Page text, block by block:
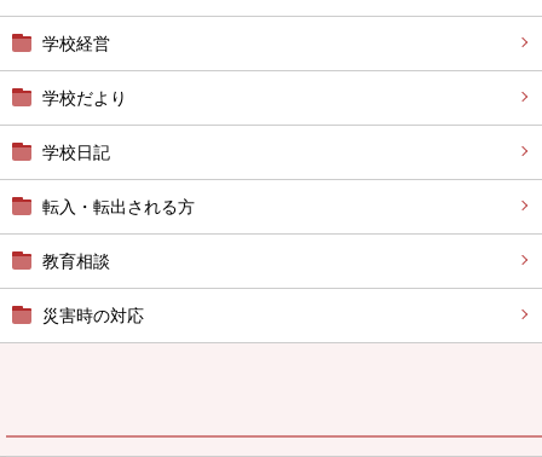
学校経営
学校だより
学校日記
転入・転出される方
教育相談
災害時の対応